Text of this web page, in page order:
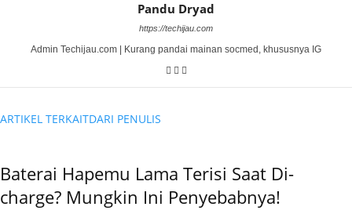
Pandu Dryad
https://techijau.com
Admin Techijau.com | Kurang pandai mainan socmed, khususnya IG
ARTIKEL TERKAITDARI PENULIS
Baterai Hapemu Lama Terisi Saat Di-
charge? Mungkin Ini Penyebabnya!